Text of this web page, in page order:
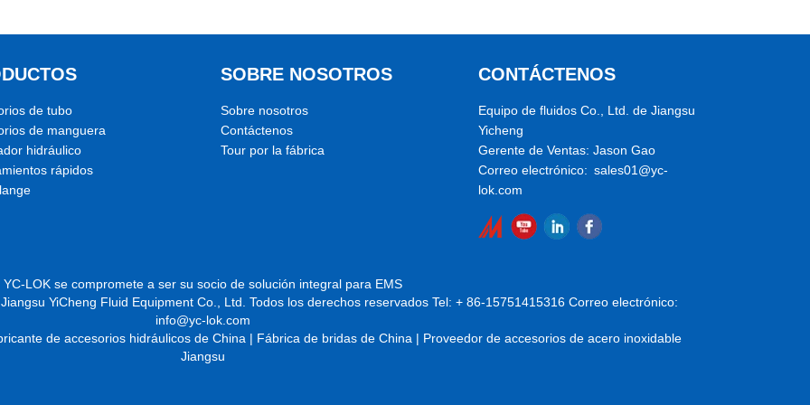
de tubo
de manguera
hidráulico
rápidos
SOBRE NOSOTROS
Sobre nosotros
Contáctenos
Tour por la fábrica
CONTÁCTENOS
Equipo de fluidos Co., Ltd. de Jiangsu
Yicheng
Gerente de Ventas: Jason Gao
Correo electrónico: sales01@yc-
lok.com
YC-LOK se compromete a ser su socio de solución integral para EMS
YiCheng Fluid Equipment Co., Ltd. Todos los derechos reservados Tel: + 86-15751415316 Correo electrónico:
info@yc-lok.com
de accesorios hidráulicos de China | Fábrica de bridas de China | Proveedor de accesorios de acero inoxidable
Jiangsu